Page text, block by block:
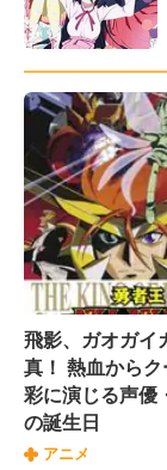
飛影、ガオガイ
真！ 熱血から
彩に演じる声優
の誕生日
アニメ